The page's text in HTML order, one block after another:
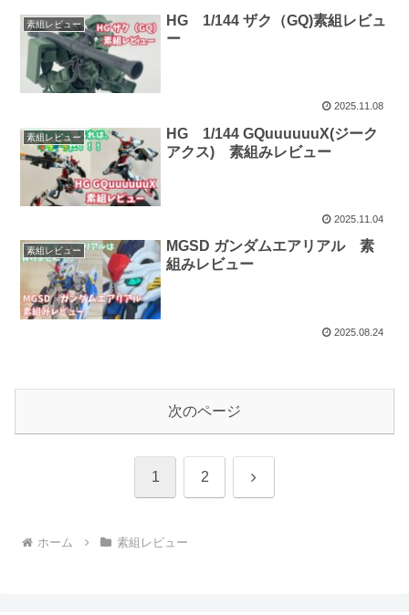
素組レビュー
HG 1/144 ザク（GQ)素組レビュ
ー
2025.11.08
素組レビュー
HG 1/144 GQuuuuuuX(ジーク
アクス) 素組みレビュー
2025.11.04
素組レビュー
MGSD ガンダムエアリアル 素
組みレビュー
2025.08.24
次のページ
1 2 次
ホーム 素組レビュー